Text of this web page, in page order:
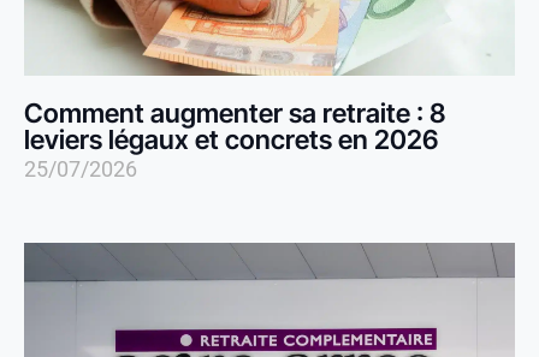
Comment augmenter sa retraite : 8
leviers légaux et concrets en 2026
25/07/2026